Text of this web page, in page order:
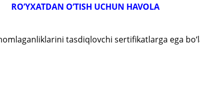
RO’YXATDAN O’TISH UCHUN HAVOLA
tasdiqlovchi sertifikatlarga ega